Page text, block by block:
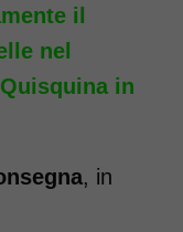
della
soli 50
il
nel
in
, in